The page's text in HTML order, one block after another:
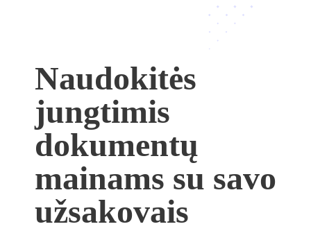
Naudokitės
jungtimis
dokumentų
mainams su savo
užsakovais